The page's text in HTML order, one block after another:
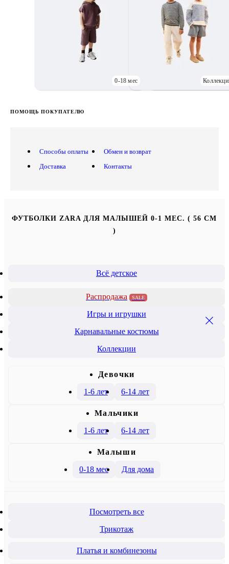
0-18 мес
ПОМОЩЬ ПОКУПАТЕЛЮ
Способы оплаты
Доставка
Обмен и возврат
Контакты
ФУТБОЛКИ ZARA ДЛЯ МАЛЫШЕЙ 0-1 МЕС. ( 56 СМ
)
Всё детское
Распродажа SALE
Игры и игрушки
Карнавальные костюмы
Коллекции
Девочки
1-6 лет
6-14 лет
Mальчики
1-6 лет
6-14 лет
Малыши
0-18 мес
Для дома
Посмотреть все
Трикотаж
Платья и комбинезоны